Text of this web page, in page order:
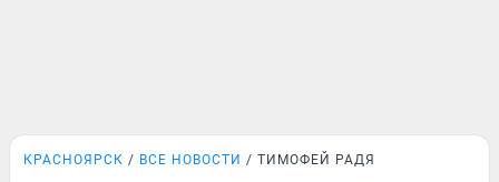
КРАСНОЯРСК ВСЕ НОВОСТИ ТИМОФЕЙ РАДЯ